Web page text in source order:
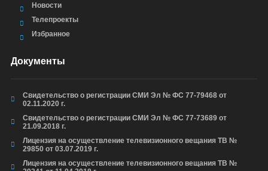
Новости
Телепроекты
Избранное
Документы
Свидетельство о регистрации СМИ Эл № ФС 77-79468 от
02.11.2020 г.
Свидетельство о регистрации СМИ Эл № ФС 77-73689 от
21.09.2018 г.
Лицензия на осуществление телевизионного вещания ТВ №
29850 от 03.07.2019 г.
Лицензия на осуществление телевизионного вещания ТВ №